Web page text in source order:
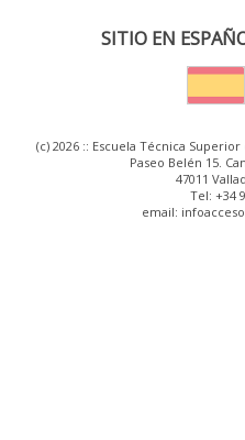
SITIO EN
(c) 2026 :: Escuela Técnica
Paseo Belén 15.
47011
Tel: +34
email: infoacceso